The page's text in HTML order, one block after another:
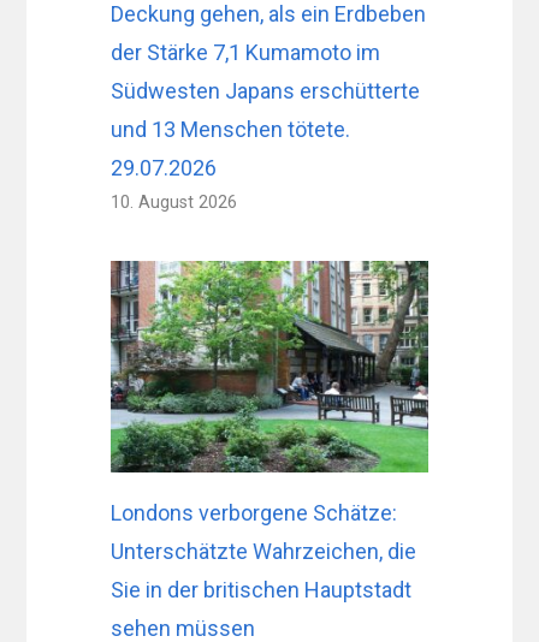
Deckung gehen, als ein Erdbeben
der Stärke 7,1 Kumamoto im
Südwesten Japans erschütterte
und 13 Menschen tötete.
29.07.2026
10. August 2026
Londons verborgene Schätze:
Unterschätzte Wahrzeichen, die
Sie in der britischen Hauptstadt
sehen müssen